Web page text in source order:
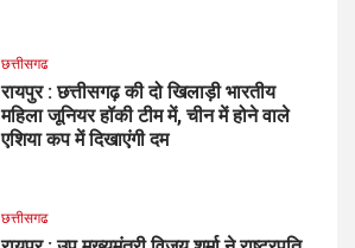
छत्तीसगढ
रायपुर : छत्तीसगढ़ की दो खिलाड़ी भारतीय
महिला जूनियर हॉकी टीम में, चीन में होने वाले
एशिया कप में दिखाएंगी दम
छत्तीसगढ